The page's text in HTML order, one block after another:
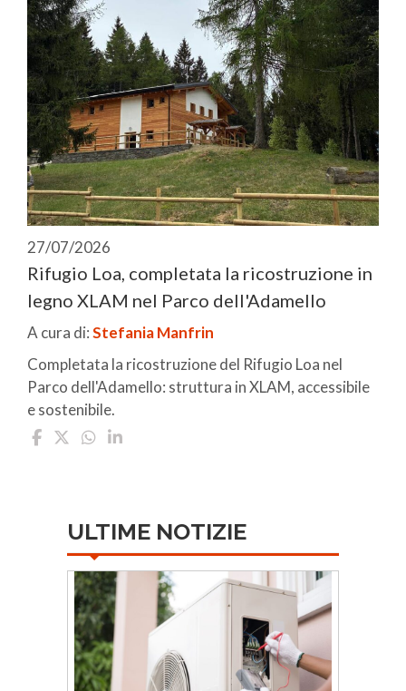
27/07/2026
Rifugio Loa, completata la ricostruzione in
legno XLAM nel Parco dell'Adamello
A cura di:Stefania Manfrin
Completata la ricostruzione del Rifugio Loa nel
Parco dell'Adamello: struttura in XLAM, accessibile
e sostenibile.
ULTIME NOTIZIE